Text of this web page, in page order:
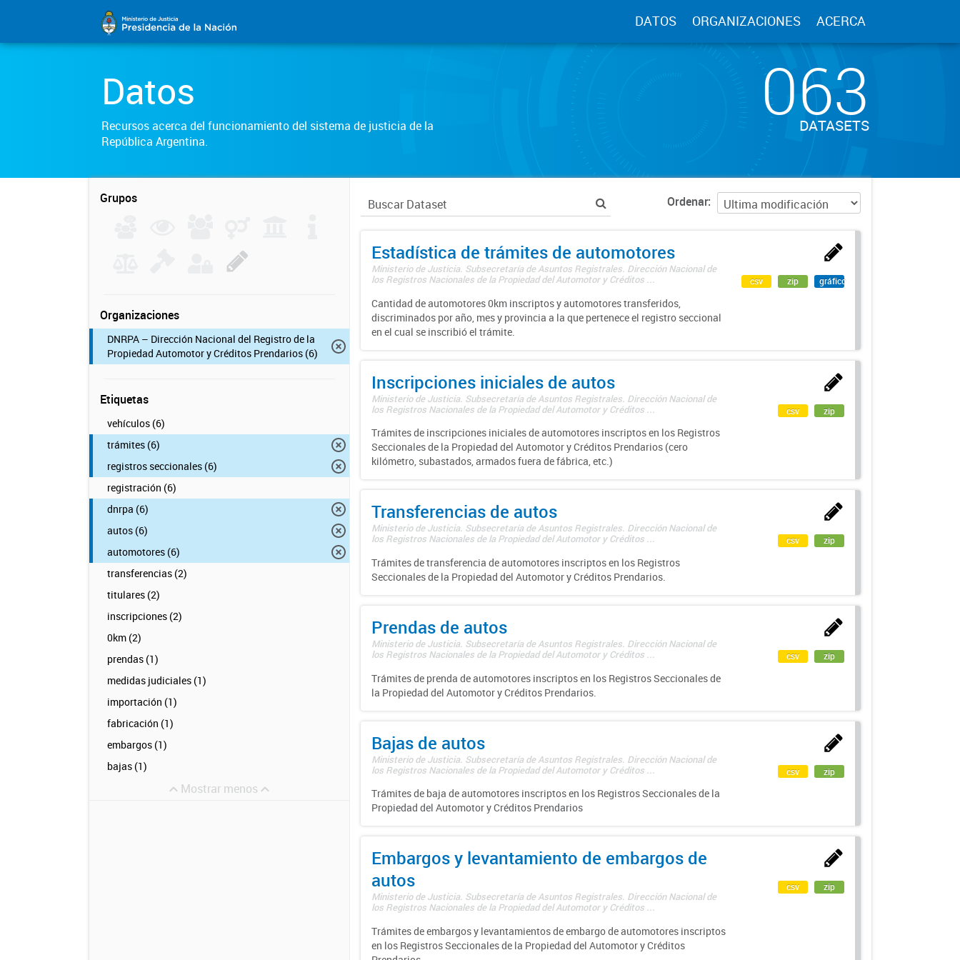
DATOS ORGANIZACIONES ACERCA
Datos
Recursos acerca del funcionamiento del sistema de justicia de la
República Argentina.
063
DATASETS
Grupos
Organizaciones
DNRPA – Dirección Nacional del Registro de la
Propiedad Automotor y Créditos Prendarios (6)
Etiquetas
vehículos (6)
trámites (6)
registros seccionales (6)
registración (6)
dnrpa (6)
autos (6)
automotores (6)
transferencias (2)
titulares (2)
inscripciones (2)
0km (2)
prendas (1)
medidas judiciales (1)
importación (1)
fabricación (1)
embargos (1)
bajas (1)
Mostrar menos
Ordenar
Estadística de trámites de automotores
Ministerio de Justicia. Subsecretaría de Asuntos Registrales. Dirección Nacional de
los Registros Nacionales de la Propiedad del Automotor y Créditos ...
Cantidad de automotores 0km inscriptos y automotores transferidos,
discriminados por año, mes y provincia a la que pertenece el registro seccional
en el cual se inscribió el trámite.
csv zip gráfico
Inscripciones iniciales de autos
Ministerio de Justicia. Subsecretaría de Asuntos Registrales. Dirección Nacional de
los Registros Nacionales de la Propiedad del Automotor y Créditos ...
Trámites de inscripciones iniciales de automotores inscriptos en los Registros
Seccionales de la Propiedad del Automotor y Créditos Prendarios (cero
kilómetro, subastados, armados fuera de fábrica, etc.)
csv zip
Transferencias de autos
Ministerio de Justicia. Subsecretaría de Asuntos Registrales. Dirección Nacional de
los Registros Nacionales de la Propiedad del Automotor y Créditos ...
Trámites de transferencia de automotores inscriptos en los Registros
Seccionales de la Propiedad del Automotor y Créditos Prendarios.
csv zip
Prendas de autos
Ministerio de Justicia. Subsecretaría de Asuntos Registrales. Dirección Nacional de
los Registros Nacionales de la Propiedad del Automotor y Créditos ...
Trámites de prenda de automotores inscriptos en los Registros Seccionales de
la Propiedad del Automotor y Créditos Prendarios.
csv zip
Bajas de autos
Ministerio de Justicia. Subsecretaría de Asuntos Registrales. Dirección Nacional de
los Registros Nacionales de la Propiedad del Automotor y Créditos ...
Trámites de baja de automotores inscriptos en los Registros Seccionales de la
Propiedad del Automotor y Créditos Prendarios
csv zip
Embargos y levantamiento de embargos de
autos
Ministerio de Justicia. Subsecretaría de Asuntos Registrales. Dirección Nacional de
los Registros Nacionales de la Propiedad del Automotor y Créditos ...
Trámites de embargos y levantamientos de embargo de automotores inscriptos
en los Registros Seccionales de la Propiedad del Automotor y Créditos
csv zip